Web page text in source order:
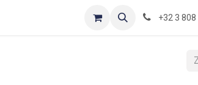
Optimization-of-piping-components
+32 3 808